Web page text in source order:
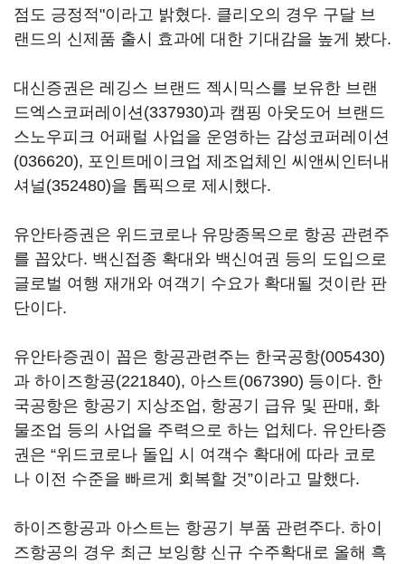
점도 긍정적"이라고 밝혔다. 클리오의 경우 구달 브
랜드의 신제품 출시 효과에 대한 기대감을 높게 봤다.
대신증권은 레깅스 브랜드 젝시믹스를 보유한 브랜
드엑스코퍼레이션(337930)과 캠핑 아웃도어 브랜드
스노우피크 어패럴 사업을 운영하는 감성코퍼레이션
(036620), 포인트메이크업 제조업체인 씨앤씨인터내
셔널(352480)을 톱픽으로 제시했다.
유안타증권은 위드코로나 유망종목으로 항공 관련주
를 꼽았다. 백신접종 확대와 백신여권 등의 도입으로
글로벌 여행 재개와 여객기 수요가 확대될 것이란 판
단이다.
유안타증권이 꼽은 항공관련주는 한국공항(005430)
과 하이즈항공(221840), 아스트(067390) 등이다. 한
국공항은 항공기 지상조업, 항공기 급유 및 판매, 화
물조업 등의 사업을 주력으로 하는 업체다. 유안타증
권은 “위드코로나 돌입 시 여객수 확대에 따라 코로
나 이전 수준을 빠르게 회복할 것”이라고 말했다.
하이즈항공과 아스트는 항공기 부품 관련주다. 하이
즈항공의 경우 최근 보잉향 신규 수주확대로 올해 흑